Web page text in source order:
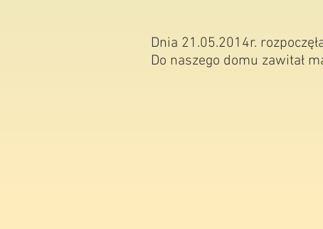
Dnia 21.05.2014r.
Do naszego domu zawitał